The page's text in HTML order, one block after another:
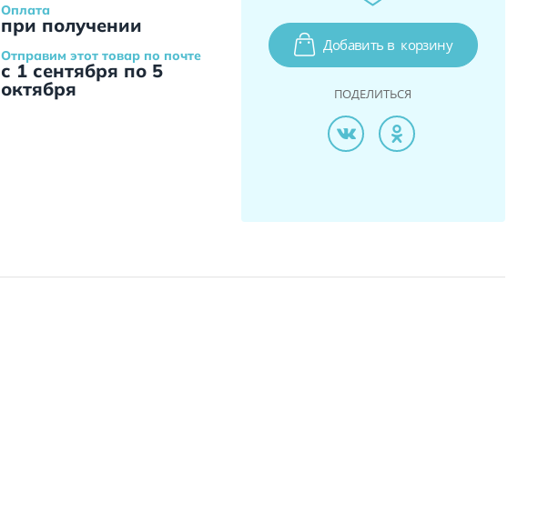
Оплата
при получении
Отправим этот товар по почте
с 1 сентября по 5
октября
Добавить в корзину
ПОДЕЛИТЬСЯ